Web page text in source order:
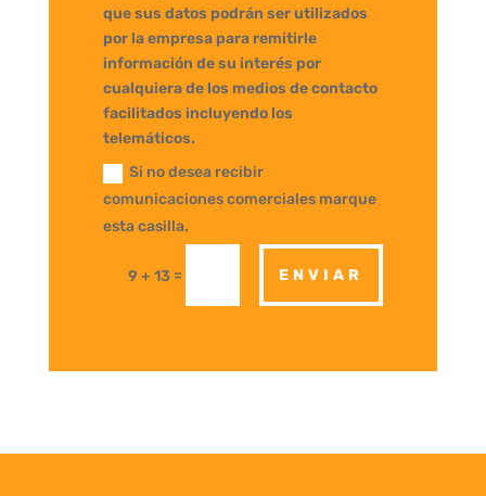
que sus datos podrán ser utilizados
por la empresa para remitirle
información de su interés por
cualquiera de los medios de contacto
facilitados incluyendo los
telemáticos.
Si no desea recibir
comunicaciones comerciales marque
esta casilla.
9 + 13 = ENVIAR